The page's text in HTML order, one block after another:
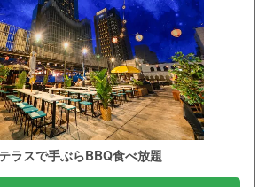
ラスで手ぶらBBQ食べ放題